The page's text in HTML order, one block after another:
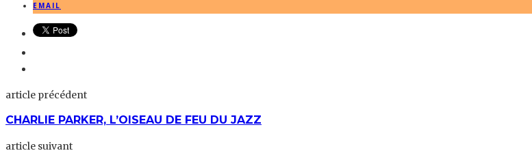
EMAIL
article précédent
CHARLIE PARKER, L’OISEAU DE FEU DU JAZZ
article suivant